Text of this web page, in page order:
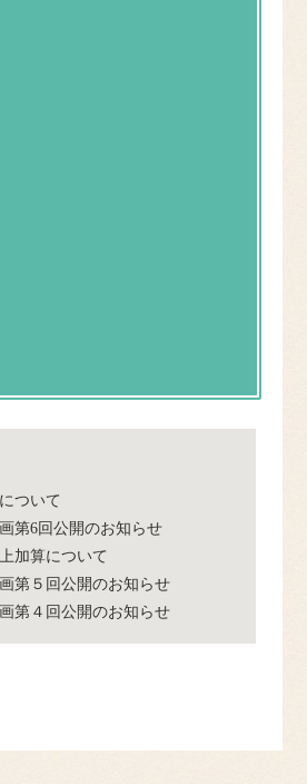
ついて
第6回公開のお知らせ
加算について
第５回公開のお知らせ
第４回公開のお知らせ